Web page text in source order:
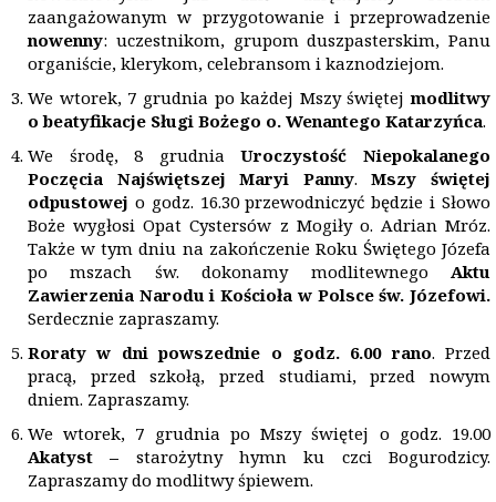
zaangażowanym w przygotowanie i przeprowadzenie
nowenny: uczestnikom, grupom duszpasterskim, Panu
organiście, klerykom, celebransom i kaznodziejom.
We wtorek, 7 grudnia po każdej Mszy świętejmodlitwy
o beatyfikacje Sługi Bożego o. Wenantego Katarzyńca.
We środę, 8 grudniaUroczystość Niepokalanego
Poczęcia Najświętszej Maryi Panny.Mszy świętej
odpustowej o godz. 16.30 przewodniczyć będzie i Słowo
Boże wygłosi Opat Cystersów z Mogiły o. Adrian Mróz.
Także w tym dniu na zakończenie Roku Świętego Józefa
po mszach św. dokonamy modlitewnego Aktu
Zawierzenia Narodu i Kościoła w Polsce św. Józefowi.
Serdecznie zapraszamy.
Roraty w dni powszednie o godz. 6.00 rano. Przed
pracą, przed szkołą, przed studiami, przed nowym
dniem. Zapraszamy.
We wtorek, 7 grudnia po Mszy świętej o godz. 19.00
Akatyst – starożytny hymn ku czci Bogurodzicy.
Zapraszamy do modlitwy śpiewem.